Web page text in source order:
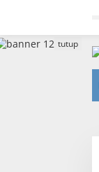
a
tutup